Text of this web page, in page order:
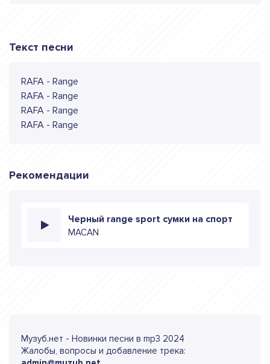
Текст песни
RAFA - Range
RAFA - Range
RAFA - Range
RAFA - Range
Рекомендации
Черный range sport cумки на спорт
MACAN
Музуб.нет - Новинки песни в mp3 2024
Жалобы, вопросы и добавление трека: